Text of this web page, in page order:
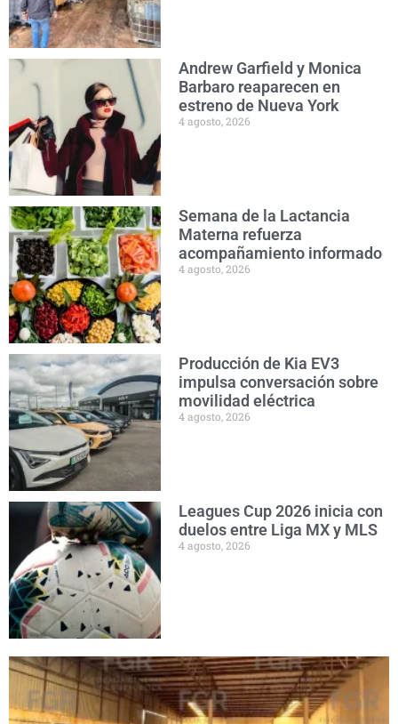
Andrew Garfield y Monica
Barbaro reaparecen en
estreno de Nueva York
4 agosto, 2026
Semana de la Lactancia
Materna refuerza
acompañamiento informado
4 agosto, 2026
Producción de Kia EV3
impulsa conversación sobre
movilidad eléctrica
4 agosto, 2026
Leagues Cup 2026 inicia con
duelos entre Liga MX y MLS
4 agosto, 2026